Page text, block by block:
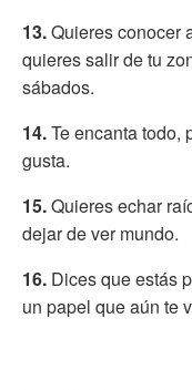
13.Quieres conocer
quieres salir de tu
sábados.
14.Te encanta todo,
gusta.
15.Quieres echar
dejar de ver mundo.
16. Dices que estás
un papel que aún te